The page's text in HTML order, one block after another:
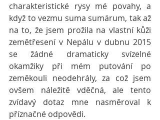
charakteristické rysy mé povahy, a
když to vezmu suma sumárum, tak až
na to, že jsem prožila na vlastní kůži
zemětřesení v Nepálu v dubnu 2015
se žádné dramaticky svízelné
okamžiky při mém putování po
zeměkouli neodehrály, za což jsem
ovšem náležitě vděčná, ale tento
zvídavý dotaz mne nasměroval k
příznačné odpovědi.